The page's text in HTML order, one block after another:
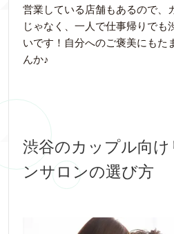
営業している店舗もあるので、
じゃなく、一人で仕事帰りでも
いです！自分へのご褒美にもた
んか♪
渋谷のカップル向け
ンサロンの選び方